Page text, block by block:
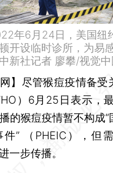
年6月24日，美国纽
开设临时诊所，为易
新社记者 廖攀/视觉中
】 尽管猴痘疫情备受
）6月25日表示，
的猴痘疫情暂不构成
” （PHEIC），但
一步传播。